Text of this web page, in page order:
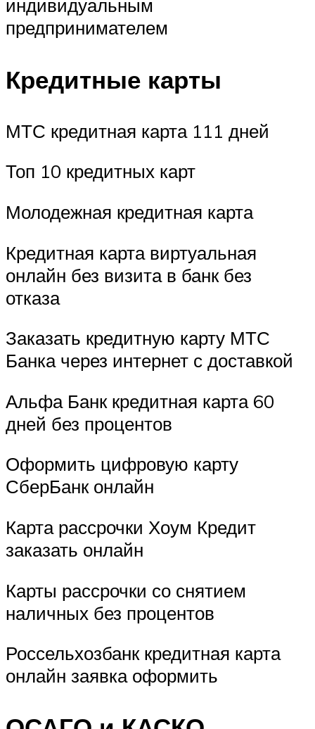
индивидуальным
предпринимателем
Кредитные карты
МТС кредитная карта 111 дней
Топ 10 кредитных карт
Молодежная кредитная карта
Кредитная карта виртуальная
онлайн без визита в банк без
отказа
Заказать кредитную карту МТС
Банка через интернет с доставкой
Альфа Банк кредитная карта 60
дней без процентов
Оформить цифровую карту
СберБанк онлайн
Карта рассрочки Хоум Кредит
заказать онлайн
Карты рассрочки со снятием
наличных без процентов
Россельхозбанк кредитная карта
онлайн заявка оформить